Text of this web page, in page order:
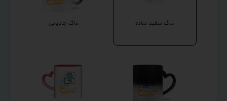
ماگ سفید ساده ماگ جادویی